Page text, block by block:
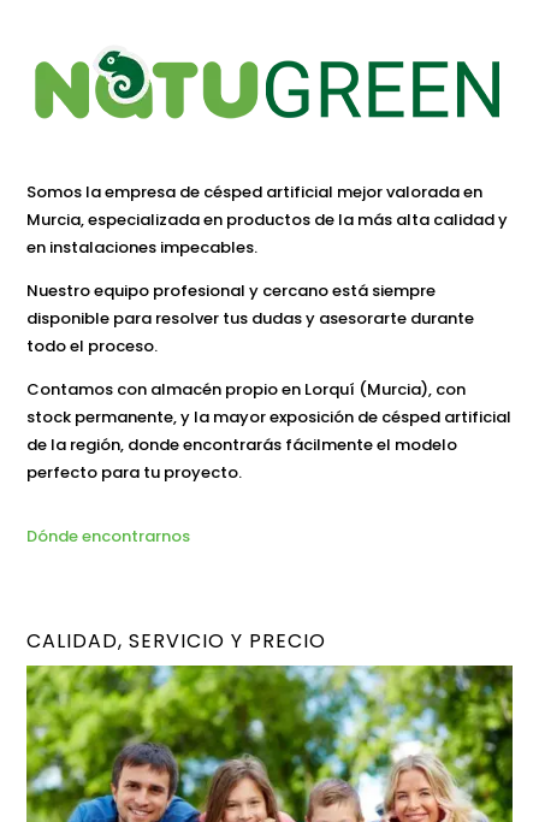
Somos la empresa de césped artificial mejor valorada en
Murcia, especializada en productos de la más alta calidad y
en instalaciones impecables.
Nuestro equipo profesional y cercano está siempre
disponible para resolver tus dudas y asesorarte durante
todo el proceso.
Contamos con almacén propio en Lorquí (Murcia), con
stock permanente, y la mayor exposición de césped artificial
de la región, donde encontrarás fácilmente el modelo
perfecto para tu proyecto.
Dónde encontrarnos
CALIDAD, SERVICIO Y PRECIO